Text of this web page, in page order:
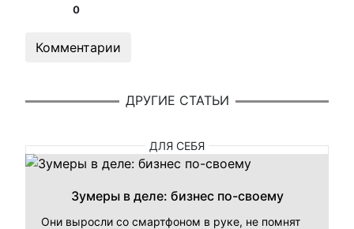
0
Комментарии
ДРУГИЕ СТАТЬИ
ДЛЯ СЕБЯ
Зумеры в деле: бизнес по-своему
Они выросли со смартфоном в руке, не помнят